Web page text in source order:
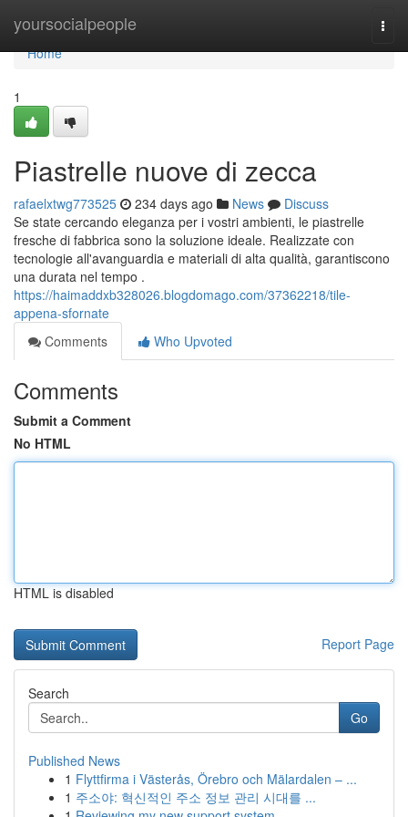
yoursocialpeople
Home
Home
1
Piastrelle nuove di zecca
rafaelxtwg773525 234 days ago News
Discuss
Se state cercando eleganza per i vostri ambienti, le piastrelle
fresche di fabbrica sono la soluzione ideale. Realizzate con
tecnologie all'avanguardia e materiali di alta qualità, garantiscono
una durata nel tempo .
https://haimaddxb328026.blogdomago.com/37362218/tile-
appena-sfornate
Comments
Who Upvoted
Comments
Submit a Comment
No HTML
HTML is disabled
Report Page
Search
Go
Published News
1 Flyttfirma i Västerås, Örebro och Mälardalen – ...
1 주소야: 혁신적인 주소 정보 관리 시대를 ...